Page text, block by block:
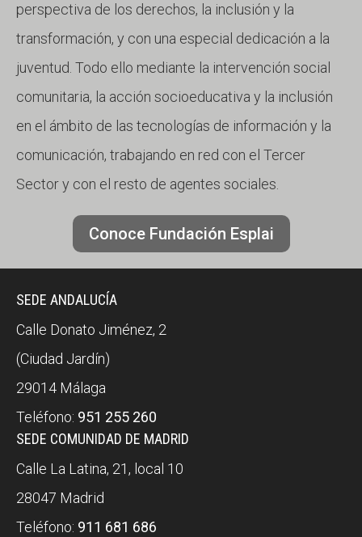
perspectiva de los derechos, la inclusión y la
transformación, y con una especial dedicación a la
juventud. Todo ello mediante la intervención social
comunitaria, la acción socioeducativa y la inclusión
en el ámbito de las tecnologías de información y la
comunicación, trabajando en red con el Tercer
Sector y con el resto de agentes sociales.
Conoce Fundación Esplai
SEDE ANDALUCÍA
Calle Donato Jiménez, 2
(Ciudad Jardín)
29014 Málaga
Teléfono: 951 255 260
SEDE COMUNIDAD DE MADRID
Calle La Latina, 21, local 10
28047 Madrid
Teléfono: 911 681 686